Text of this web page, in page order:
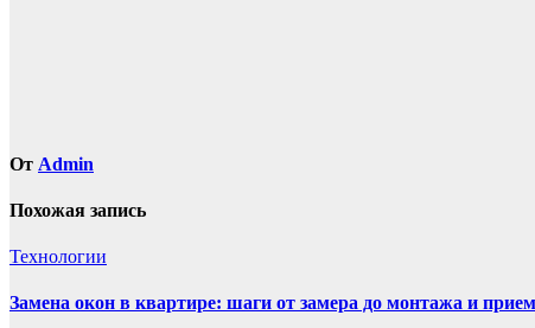
От Admin
Похожая запись
Технологии
Замена окон в квартире: шаги от замера до монтажа и